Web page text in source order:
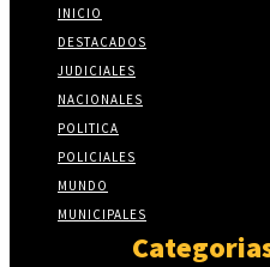
INICIO
DESTACADOS
JUDICIALES
NACIONALES
POLITICA
POLICIALES
MUNDO
MUNICIPALES